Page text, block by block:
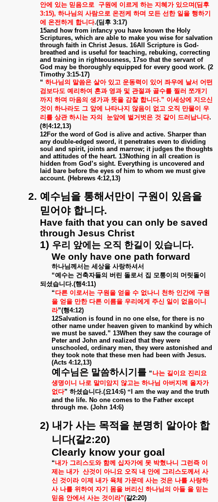
안에 있는 믿음으로 구원에 이르게 하는 지혜가 있으며 (딤후
3:15), 하나님의 사람으로 온전케 하며 모든 선한 일을 행하기
에 온전하게 합니다.(딤후 3:17)
15and how from infancy you have known the Holy
Scriptures, which are able to make you wise for salvation
through faith in Christ Jesus. 16All Scripture is God-
breathed and is useful for teaching, rebuking, correcting
and training in righteousness, 17so that the servant of
God may be thoroughly equipped for every good work. (2
Timothy 3:15-17)
“ 하나님의 말씀은 살아 있고 운동력이 있어 좌우에 날서 어떤
검보다도 예리하여 혼과 영과 및 관절과 골수를 찔러 쪼개기
까지 하며 마음의 생가과 뜻을 감찰 합니다.” 이세상에 지으신
것이 하나라도 그 앞에 나타나지 않음이 없고 오직 만물이
우
리를 상관 하시는 자의 눈앞에 벌거벗은 것 같이 드러납니다.
(히 4:12,13)
12For the word of God is alive and active. Sharper than
any double-edged sword, it penetrates even to dividing
soul and spirit, joints and marrow; it judges the thoughts
and attitudes of the heart. 13Nothing in all creation is
hidden from God’s sight. Everything is uncovered and
laid bare before the eyes of him to whom we must give
account. (Hebrews 4:12,13)
2. 예수님을 통해서만이 구원이
있음을
믿어야 합니다.
Have faith that you can only be saved
through Jesus Christ
1) 우리 앞에는 오직 한길이 있습니다.
We only have one path forward
하나님께서는 세상을 사랑하셔서
“예수는 건축자들의 버린 돌로서 집 모퉁이의 머릿돌이
되셨습니다.(행4:11)
“다른 이로서는 구원을 얻을 수 없나니 천하 인간에 구원
을 얻을 만한 다른 이름을 우리에게 주신 일이
없음이니
라”(행4:12)
12Salvation is found in no one else, for there is no
other name under heaven given to mankind by which
we must be saved.” 13When they saw the courage of
Peter and John and realized that they were
unschooled, ordinary men, they were astonished and
they took note that these men had been with Jesus.
(Acts 4:12,13)
예수님은 말씀하시기를 “나는 길이요 진리요
생명이니 나로 말미암지 않고는 하나님 아버지께 올자가
없다” 하셨습니다.(요14:6) “ I am the way and the truth
and the life. No one comes to the Father except
through me. (John 14:6)
2) 내가 사는 목적을 분명히 알아야 합
니다(갈2:20)
Clearly know your goal
“내가 그리스도와 함께 십자가에 못 박혔나니 그런즉 이
제는 내가 산것이 아니요 오직 내 안에 그리스도께서 사
신 것이라 이제 내가 육체 가운데 사는 것은 나를 사랑하
사 나를 위하여 자기 몸을 버리신 하나님의 아들 을 믿는
믿음 안에서 사는 것이라”(갈2:20)